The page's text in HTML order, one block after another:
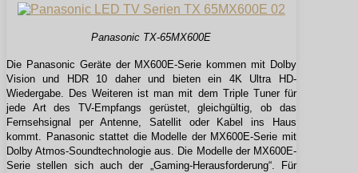
Panasonic TX-65MX600E
Die Panasonic Geräte der MX600E-Serie kommen mit Dolby
Vision und HDR 10 daher und bieten ein 4K Ultra HD-
Wiedergabe. Des Weiteren ist man mit dem Triple Tuner für
jede Art des TV-Empfangs gerüstet, gleichgültig, ob das
Fernsehsignal per Antenne, Satellit oder Kabel ins Haus
kommt. Panasonic stattet die Modelle der MX600E-Serie mit
Dolby Atmos-Soundtechnologie aus. Die Modelle der MX600E-
Serie stellen sich auch der „Gaming-Herausforderung“. Für